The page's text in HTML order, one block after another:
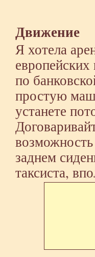
Движение
Я хотела
по
простую
устанете
заднем
таксиста,